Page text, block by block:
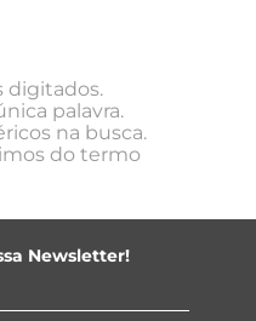
digitados.
palavra.
na busca.
do termo
Newsletter!